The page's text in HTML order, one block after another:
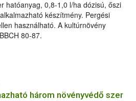
hatóanyag, 0,8-1,0 l/ha dózisú, őszi
készítmény. Pergési
használható. A kultúrnövény
80-87.
három növényvédő szer